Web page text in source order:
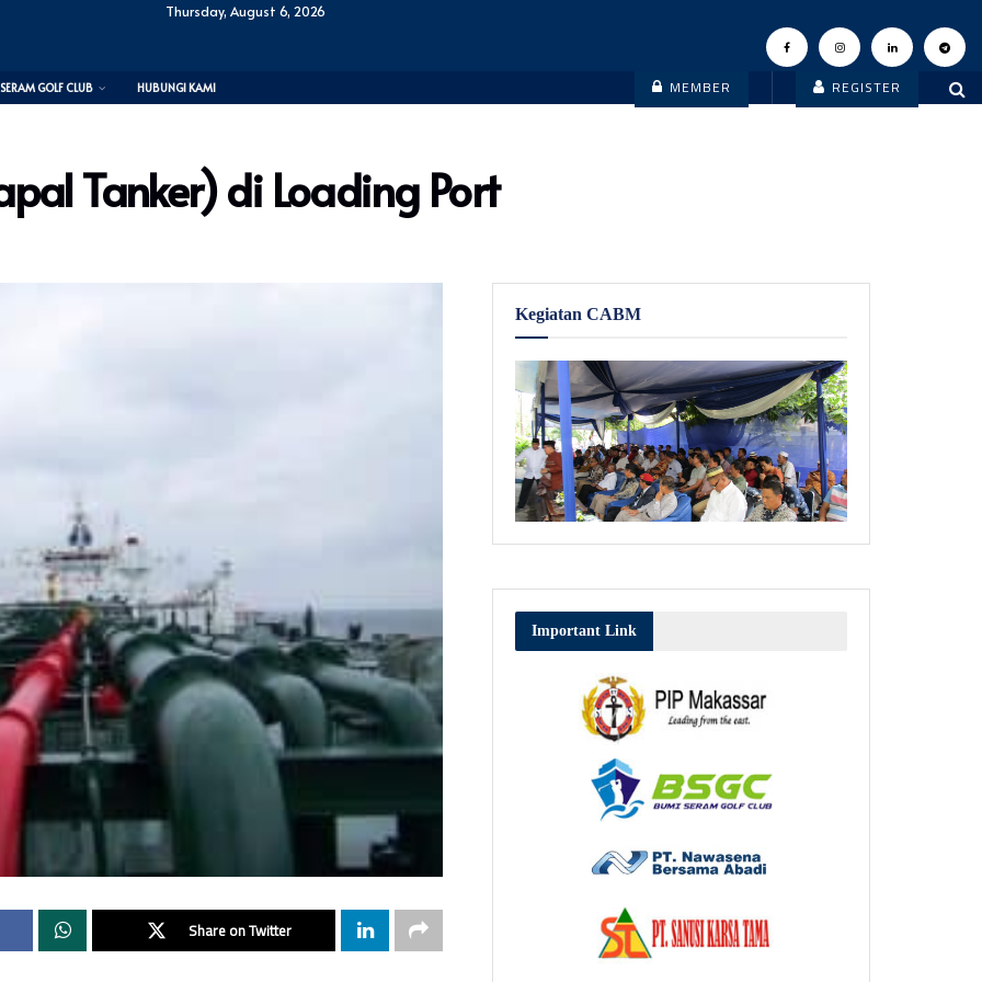
Thursday, August 6, 2026
GOLF CLUB HUBUNGI KAMI MEMBER
REGISTER
Tanker) di Loading Port
Share on Twitter
Kegiatan CABM
Important Link